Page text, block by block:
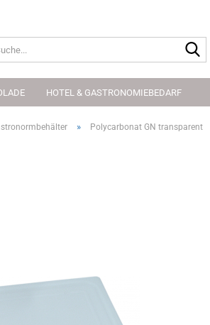
HOTEL & GASTRONOMIEBEDARF
» Polycarbonat GN transparent